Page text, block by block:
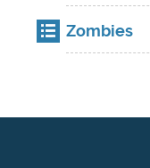
Zombies